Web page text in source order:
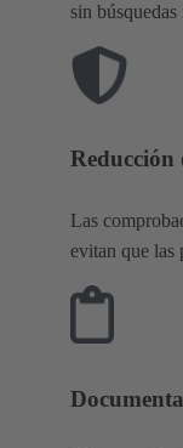
sin
Reducción
Las
evitan que las